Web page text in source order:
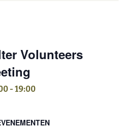
Volunteers
- 19:00